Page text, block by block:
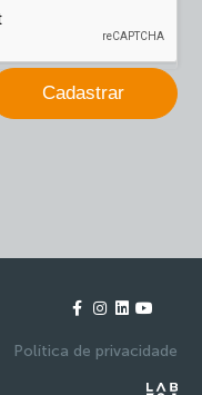
Cadastrar
branco.
Política de privacidade